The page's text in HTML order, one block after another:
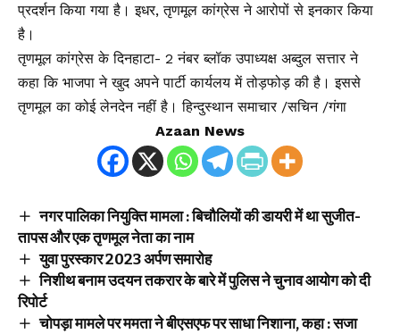
प्रदर्शन किया गया है। इधर, तृणमूल कांग्रेस ने आरोपों से इनकार किया
है।
तृणमूल कांग्रेस के दिनहाटा- 2 नंबर ब्लॉक उपाध्यक्ष अब्दुल सत्तार ने
कहा कि भाजपा ने खुद अपने पार्टी कार्यलय में तोड़फोड़ की है। इससे
तृणमूल का कोई लेनदेन नहीं है। हिन्दुस्थान समाचार /सचिन /गंगा
Azaan News
नगर पालिका नियुक्ति मामला : बिचौलियों की डायरी में था सुजीत-
तापस और एक तृणमूल नेता का नाम
युवा पुरस्कार 2023 अर्पण समारोह
निशीथ बनाम उदयन तकरार के बारे में पुलिस ने चुनाव आयोग को दी
रिपोर्ट
चोपड़ा मामले पर ममता ने बीएसएफ पर साधा निशाना, कहा : सजा